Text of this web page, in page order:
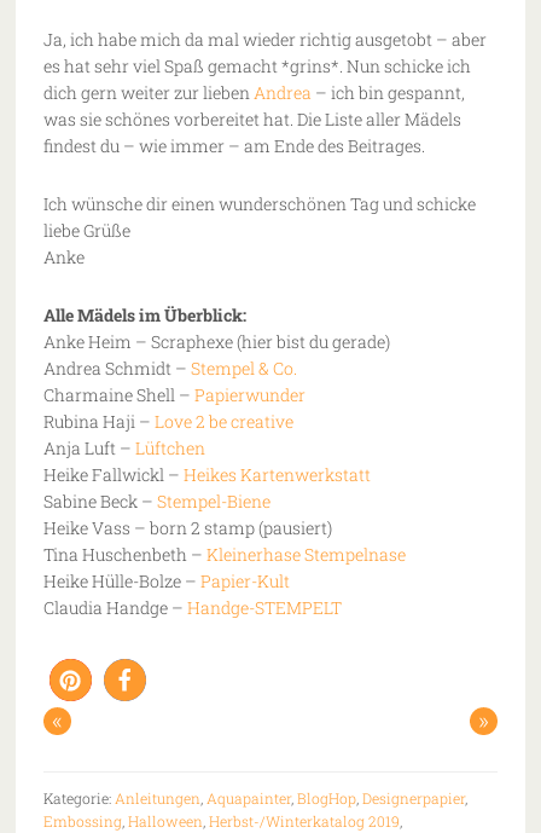
Ja, ich habe mich da mal wieder richtig ausgetobt – aber
es hat sehr viel Spaß gemacht *grins*. Nun schicke ich
dich gern weiter zur liebenAndrea – ich bin gespannt,
was sie schönes vorbereitet hat. Die Liste aller Mädels
findest du – wie immer – am Ende des Beitrages.
Ich wünsche dir einen wunderschönen Tag und schicke
liebe Grüße
Anke
Alle Mädels im Überblick:
Anke Heim – Scraphexe (hier bist du gerade)
Andrea Schmidt – Stempel & Co.
Charmaine Shell – Papierwunder
Rubina Haji – Love 2 be creative
Anja Luft – Lüftchen
Heike Fallwickl – Heikes Kartenwerkstatt
Sabine Beck – Stempel-Biene
Heike Vass – born 2 stamp (pausiert)
Tina Huschenbeth – Kleinerhase Stempelnase
Heike Hülle-Bolze – Papier-Kult
Claudia Handge – Handge-STEMPELT
« »
Kategorie: Anleitungen Aquapainter, BlogHop, Designerpapier,
Embossing, Halloween Herbst-/Winterkatalog 2019